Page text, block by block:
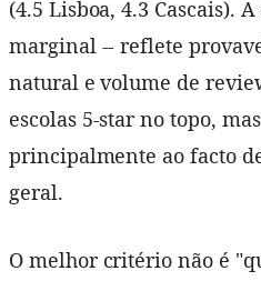
(4.5 Lisboa, 4.3 Cascais).
marginal -- reflete
natural e volume de
escolas 5-star no topo,
principalmente ao facto
geral.
O melhor critério não é